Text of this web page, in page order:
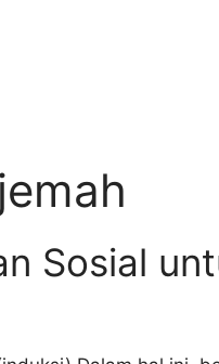
Sosial